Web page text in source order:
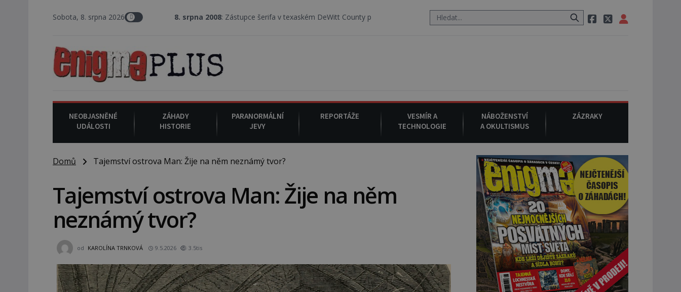
Sobota, 8. srpna 20268. srpna 2008 : Zástupce šerifa v texaském DeWitt County pořizuje video, na kterém před jeho vozem po cestě utíká zvláštní psovitá šelma, údajně bájná čupakabra.
NEOBJASNĚNÉ
UDÁLOSTI
ZÁHADY
HISTORIE
PARANORMÁLNÍ
JEVY
REPORTÁŽE
VESMÍR A
TECHNOLOGIE
NÁBOŽENSTVÍ
A OKULTISMUS
ZÁZRAKY
Domů Tajemství ostrova Man: Žije na něm neznámý tvor?
Tajemství ostrova Man: Žije na něm
neznámý tvor?
od KAROLÍNA TRNKOVÁ 9.5.2026 3.5tis